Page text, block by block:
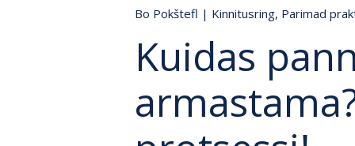
Bo Pokštefl | Kinnitusring, Parimad
Kuidas